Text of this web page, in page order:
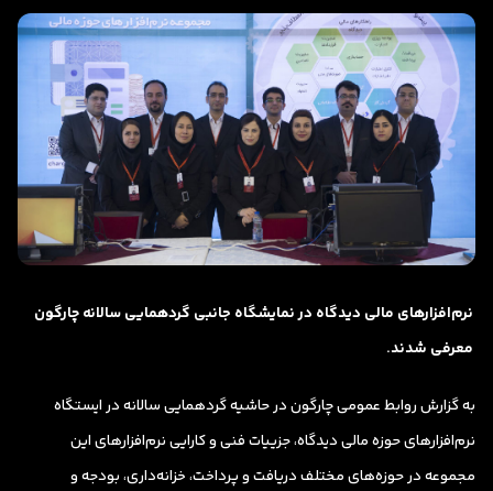
نرم‌افزارهای مالی دیدگاه در نمایشگاه جانبی گردهمایی سالانه چارگون
معرفی شدند.
به گزارش روابط عمومی چارگون در حاشیه گردهمایی سالانه در ایستگاه
نرم‌افزارهای حوزه مالی دیدگاه، جزییات فنی و کارایی نرم‌افزارهای این
مجموعه در حوزه‌های مختلف دریافت و پرداخت، خزانه‌داری،‌ بودجه و